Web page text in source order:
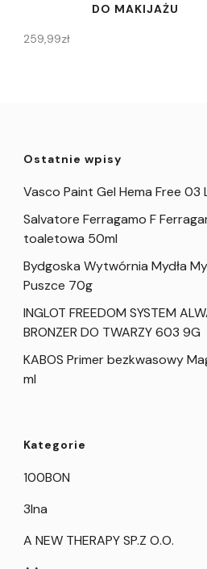
DO MAKIJAŻU
259,99zł
Ostatnie wpisy
Vasco Paint Gel Hema Free 03
Salvatore Ferragamo F
toaletowa 50ml
Bydgoska Wytwórnia Mydła
Puszce 70g
INGLOT FREEDOM SYSTEM
BRONZER DO TWARZY 603 9G
KABOS Primer bezkwasowy
ml
Kategorie
100BON
3Ina
A NEW THERAPY SP.Z O.O.